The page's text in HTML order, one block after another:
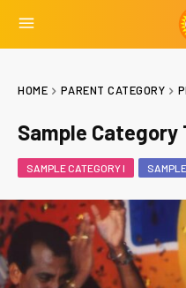
HOME PARENT CATEGORY
Sample Category
SAMPLE CATEGORY I